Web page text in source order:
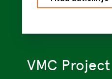
VMC Project